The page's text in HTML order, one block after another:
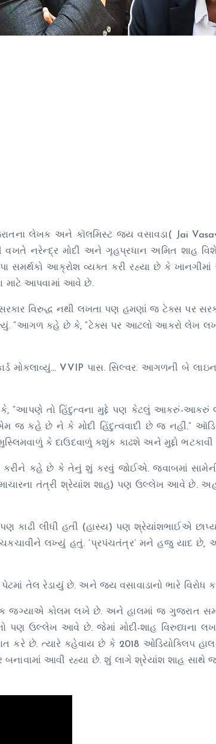
લેખક અને કૉલમિસ્ટ જય વસાવડા( Jai
વખતે નરેન્દ્ર મોદી અને ગૃહપ્રધાન અમિત શાહ
સમર્થકો આક્રોશ વ્યક્ત કરી રહ્યા છે કે ખાનગીમાં
માટે આપવામાં આવે છે.
વિરુદ્ધ નથી લખતા પણ હમણાં જ ટેક્સ પર
“આગળ કહે છે કે, “ટેક્સ પર આટલો આકરો લેખ
મોકલાવ્યું… VVIP પાસ. સિલ્વર. આગળની બે
“આપણે તો હિંદુત્વના મુદ્દે પણ કેટલું આકરું-આકરું
એમ જ કહે છે ને કે મોદી હિંદુત્વવાદી છે જ નહીં.”
કે દાઉદવાળું કશુંક કાઢશે અને મુદ્દો ભટકાવી
કરીને કહે છે કે તેનું શું કરવું જોઈએ. જવાબમાં
તંત્રી શ્રેયાંશ શાહ) પણ ઉલ્લેખ આવે છે.
લીધી હતી (હાસ્ય) પણ શ્રેયાંશભાઈએ
લખ્યું હતું. ‘પ્રપંચતંત્ર’ મને હજુ યાદ
તેલ રેડાયું છે. અને જય વસાવાડાનો ભારે વિરોધ
જગ્યાએ કોલમ લખે છે. અને હાલમાં જ ગુજરાત
પણ ઉલ્લેખ આવે છે. જેમાં મોદી-શાહ વિરુધ્ધના
કરે છે. ત્યારે કહેવાય છે કે 2018 ઓડિયોક્લિપ
આવી રહ્યા છે. શું લાગે શ્રેયાંશ શાહ સાથે